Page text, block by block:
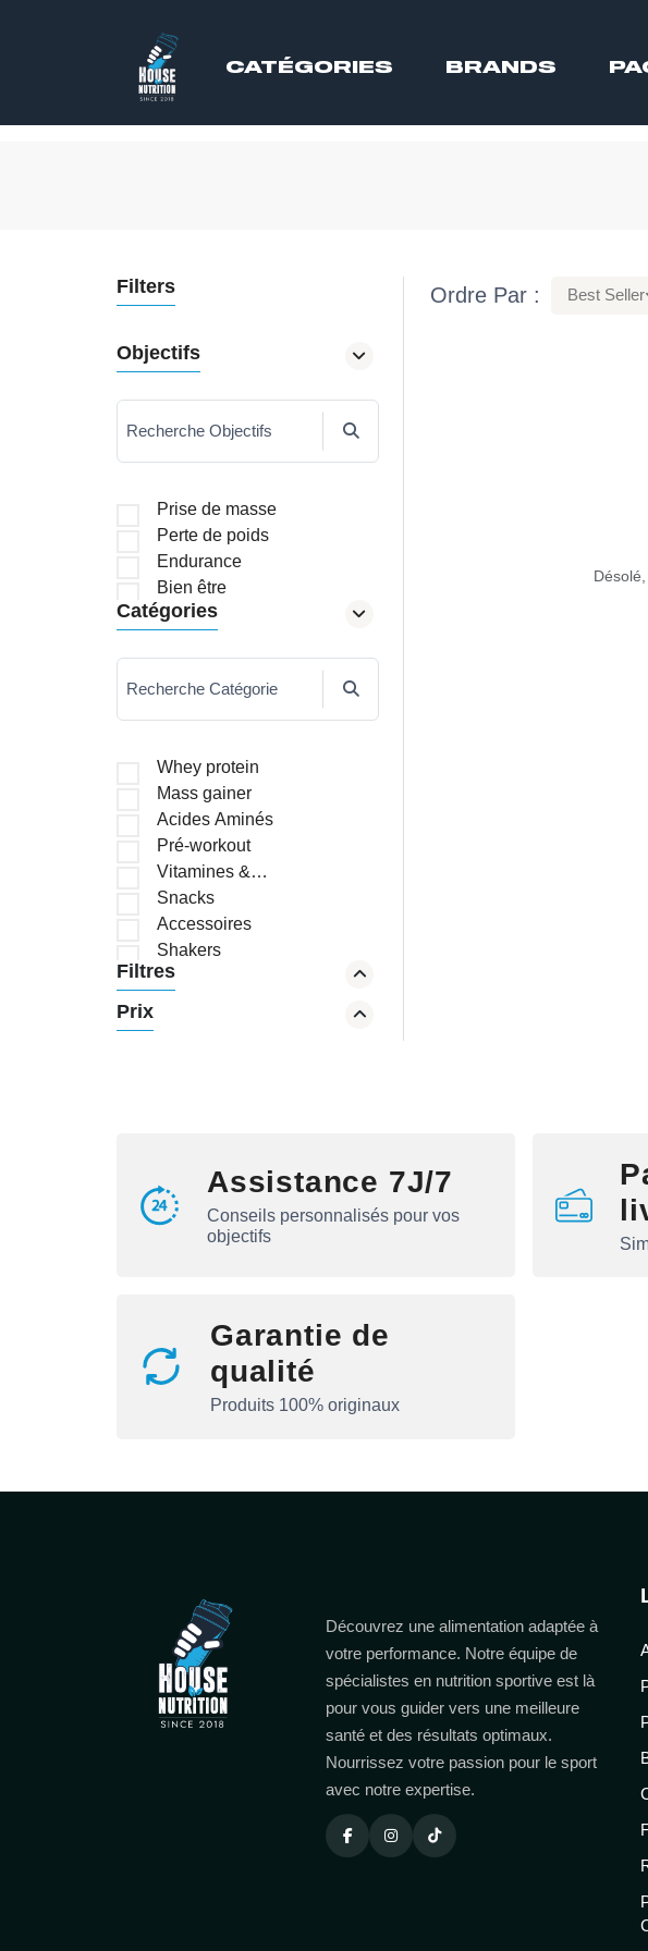
CATÉGORIES BRANDS
Filters
Objectifs
Recherche Objectifs
Prise de masse
Perte de poids
Endurance
Bien être
Catégories
Recherche Catégorie
Whey protein
Mass gainer
Acides Aminés
Pré-workout
Vitamines &
Minéraux
Snacks
Accessoires
Shakers
Brûleurs de graisses
Filtres
Prix
Ordre Par : Best Seller
Assistance 7J/7
Conseils personnalisés pour vos
objectifs
Garantie de
qualité
Produits 100% originaux
Découvrez une alimentation adaptée à
votre performance. Notre équipe de
spécialistes en nutrition sportive est là
pour vous guider vers une meilleure
santé et des résultats optimaux.
Nourrissez votre passion pour le sport
avec notre expertise.